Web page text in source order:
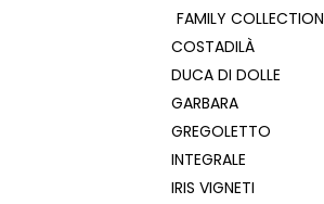
FAMILY COLLECTION
COSTADILÀ
DUCA DI DOLLE
GARBARA
GREGOLETTO
INTEGRALE
IRIS VIGNETI